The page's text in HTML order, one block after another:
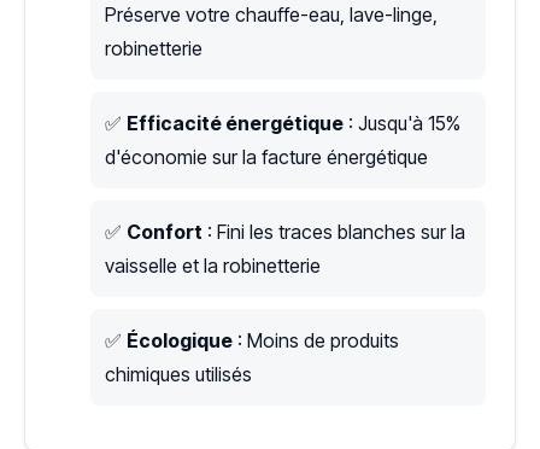
Préserve votre chauffe-eau, lave-linge,
robinetterie
✅ Efficacité énergétique : Jusqu'à 15%
d'économie sur la facture énergétique
✅ Confort : Fini les traces blanches sur la
vaisselle et la robinetterie
✅ Écologique : Moins de produits
chimiques utilisés